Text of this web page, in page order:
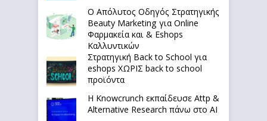
Ο Απόλυτoς Οδηγός Στρατηγικής
Beauty Marketing για Online
Φαρμακεία και & Eshops
Καλλυντικών
Στρατηγική Back to School για
eshops ΧΩΡΙΣ back to school
προϊόντα
Η Knowcrunch εκπαίδευσε Attp &
Alternative Research πάνω στο ΑΙ